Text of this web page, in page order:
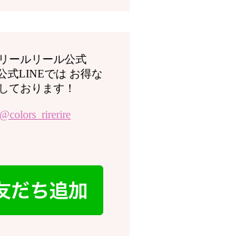
ールリール公式
式LINEでは お得な
ております！
@colors_rirerire